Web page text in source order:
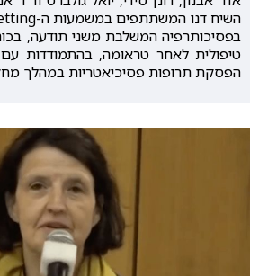
בפסיכותרפיה המשלבת משני תודעה,
טיפולית לאחר טראומה, בהתמודדות עם
הפסקת תרופות פסיכיאטריות במהלך